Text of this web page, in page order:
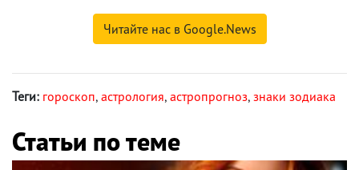
Читайте нас в Google.News
Теги: гороскоп, астрология, астропрогноз, знаки зодиака
Статьи по теме